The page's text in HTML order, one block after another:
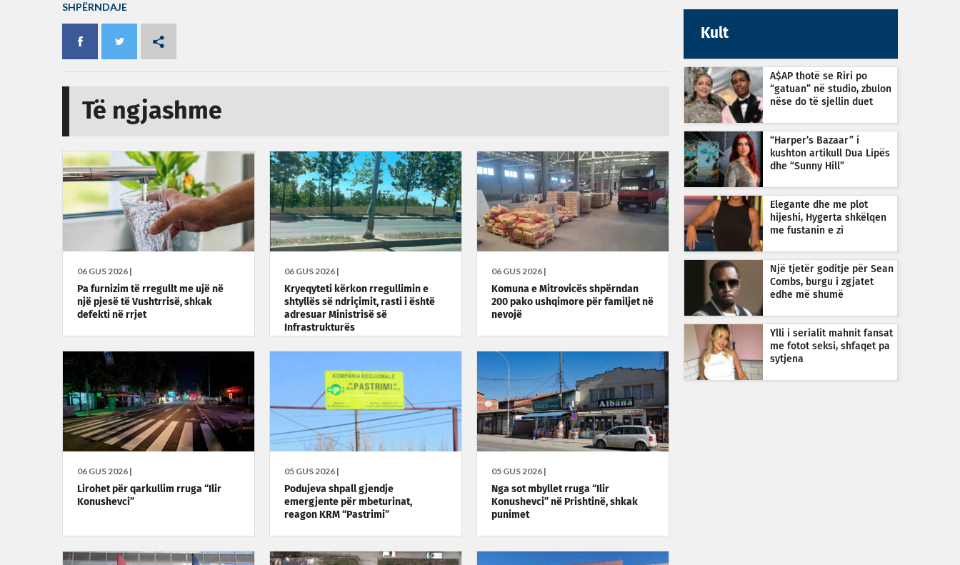
SHPËRNDAJE
Të ngjashme
06 GUS 2026 |
Pa furnizim të rregullt me ujë në
një pjesë të Vushtrrisë, shkak
defekti në rrjet
06 GUS 2026 |
Kryeqyteti kërkon rregullimin e
shtyllës së ndriçimit, rasti i është
adresuar Ministrisë së
Infrastrukturës
06 GUS 2026 |
Komuna e Mitrovicës shpërndan
200 pako ushqimore për familjet në
nevojë
06 GUS 2026 |
Lirohet për qarkullim rruga “Ilir
Konushevci”
05 GUS 2026 |
Podujeva shpall gjendje
emergjente për mbeturinat,
reagon KRM “Pastrimi”
05 GUS 2026 |
Nga sot mbyllet rruga “Ilir
Konushevci” në Prishtinë, shkak
punimet
Kult
A$AP thotë se Riri po
“gatuan” në studio, zbulon
nëse do të sjellin duet
“Harper’s Bazaar” i
kushton artikull Dua Lipës
dhe “Sunny Hill”
Elegante dhe me plot
hijeshi, Hygerta shkëlqen
me fustanin e zi
Një tjetër goditje për Sean
Combs, burgu i zgjatet
edhe më shumë
Ylli i serialit mahnit fansat
me fotot seksi, shfaqet pa
sytjena